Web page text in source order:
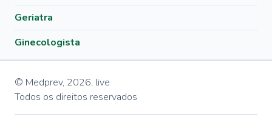
Geriatra
Ginecologista
© Medprev, 2026, live
Todos os direitos reservados